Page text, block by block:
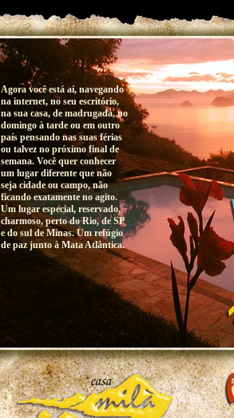
Agora você está aí, navegando
na internet, no seu escritório,
na sua casa, de madrugada, no
domingo à tarde ou em outro
país pensando nas suas férias
ou talvez no próximo final de
semana. Você quer conhecer
um lugar diferente que não
seja cidade ou campo, não
ficando exatamente no agito.
Um lugar especial, reservado,
charmoso, perto do Rio, de SP
e do sul de Minas. Um refúgio
de paz junto à Mata Atlântica.